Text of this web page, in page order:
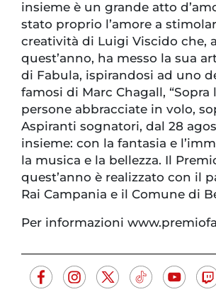
insieme è un grande atto
stato proprio l’amore a
creatività di Luigi Viscido che,
quest’anno, ha messo la sua
di Fabula, ispirandosi ad uno
famosi di Marc Chagall, “Sopra
persone abbracciate in volo,
Aspiranti sognatori, dal 28
insieme: con la fantasia e
la musica e la bellezza. Il
quest’anno è realizzato con il
Rai Campania e il Comune di
Per informazioni